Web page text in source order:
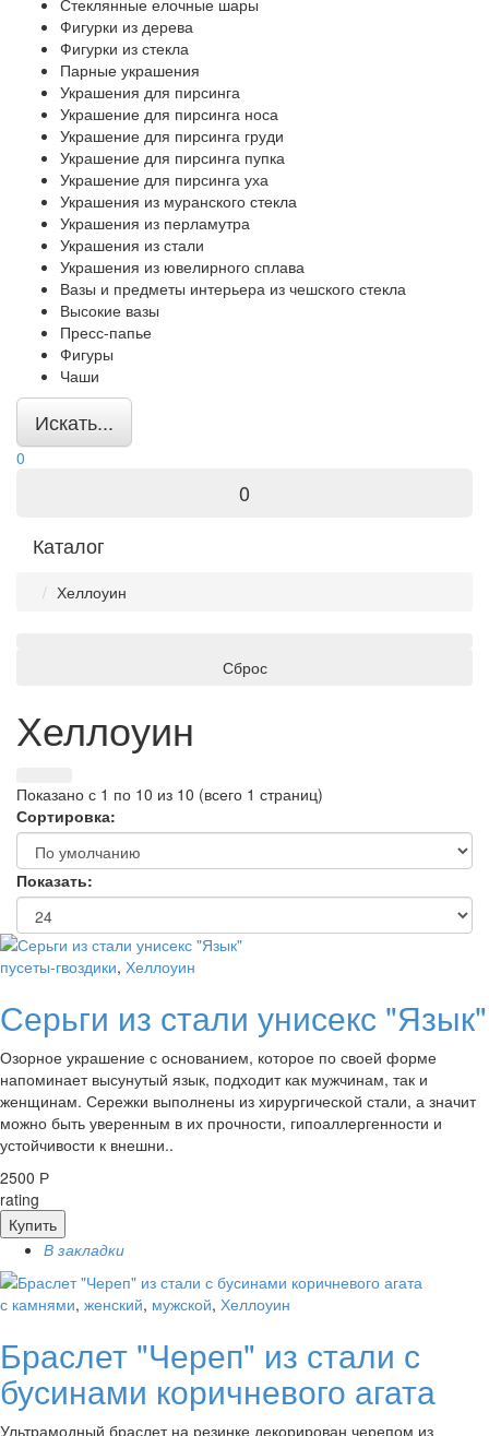
Стеклянные елочные шары
Фигурки из дерева
Фигурки из стекла
Парные украшения
Украшения для пирсинга
Украшение для пирсинга носа
Украшение для пирсинга груди
Украшение для пирсинга пупка
Украшение для пирсинга уха
Украшения из муранского стекла
Украшения из перламутра
Украшения из стали
Украшения из ювелирного сплава
Вазы и предметы интерьера из чешского стекла
Высокие вазы
Пресс-папье
Фигуры
Чаши
Искать...
0
0
Каталог
Хеллоуин
Сброс
Хеллоуин
Показано с 1 по 10 из 10 (всего 1 страниц)
Сортировка:
Показать:
пусеты-гвоздики, Хеллоуин
Серьги из стали унисекс "Язык"
Озорное украшение с основанием, которое по своей форме
напоминает высунутый язык, подходит как мужчинам, так и
женщинам. Сережки выполнены из хирургической стали, а значит
можно быть уверенным в их прочности, гипоаллергенности и
устойчивости к внешни..
2500 Р
rating
Купить
В закладки
с камнями, женский, мужской, Хеллоуин
Браслет "Череп" из стали с
бусинами коричневого агата
Ультрамодный браслет на резинке декорирован черепом из